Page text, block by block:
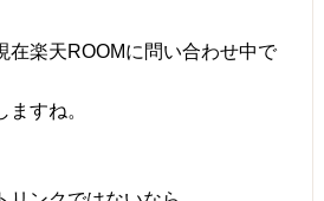
在楽天ROOMに問い合わせ中で
すね。